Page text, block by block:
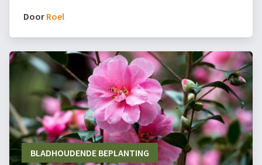
Door Roel
BLADHOUDENDE BEPLANTING